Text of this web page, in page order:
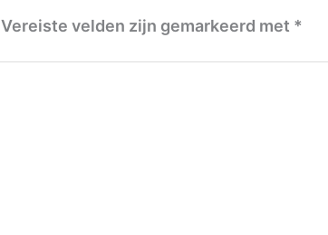
Vereiste velden zijn gemarkeerd met *